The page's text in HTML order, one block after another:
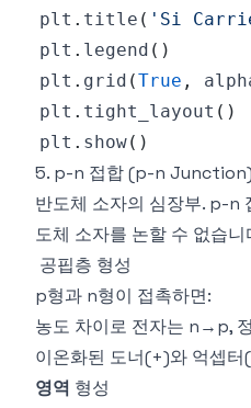
plt . title ( 'Si
plt . legend ( )
plt . grid (True ,
plt . tight_layout ( )
plt . show( )
5. p-n 접합 (p-n Junction)
반도체 소자의 심장부. p-n
도체 소자를 논할 수 없습니
공핍층 형성
p형과 n형이 접촉하면:
농도 차이로 전자는 n→p,
이온화된 도너(+)와 억셉
영역 형성